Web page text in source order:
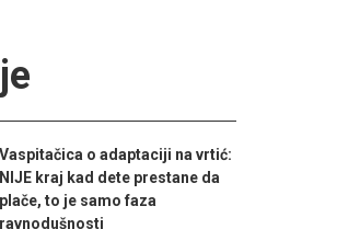
Vaspitačica o adaptaciji na vrtić:
NIJE kraj kad dete prestane da
plače, to je samo faza
ravnodušnosti